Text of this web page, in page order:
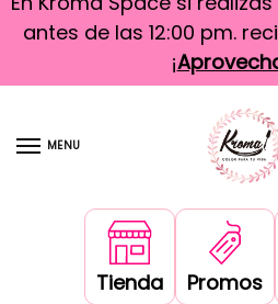
antes de las 12:00 pm.
¡
MENU
Tienda Promos